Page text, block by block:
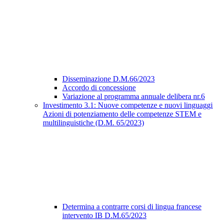
Disseminazione D.M.66/2023
Accordo di concessione
Variazione al programma annuale delibera nr.6
Investimento 3.1: Nuove competenze e nuovi linguaggi
Azioni di potenziamento delle competenze STEM e
multilinguistiche (D.M. 65/2023)
Determina a contrarre corsi di lingua francese
intervento IB D.M.65/2023